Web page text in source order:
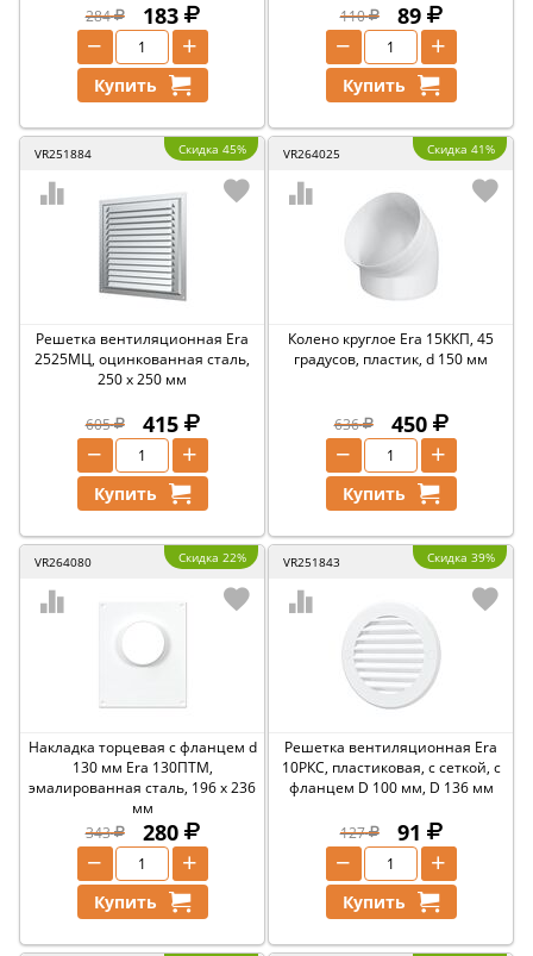
284 183
+
−
Купить
110 89
+
−
Купить
VR251884 Скидка 45%
Решетка вентиляционная Era
2525МЦ, оцинкованная сталь,
250 x 250 мм
605 415
+
−
Купить
VR264025 Скидка 41%
Колено круглое Era 15ККП, 45
градусов, пластик, d 150 мм
636 450
+
−
Купить
VR264080 Скидка 22%
Накладка торцевая с фланцем d
130 мм Era 130ПТМ,
эмалированная сталь, 196 x 236
мм
343
280
+
−
Купить
VR251843 Скидка 39%
Решетка вентиляционная Era
10РКС, пластиковая, с сеткой, с
фланцем D 100 мм, D 136 мм
127 91
+
−
Купить